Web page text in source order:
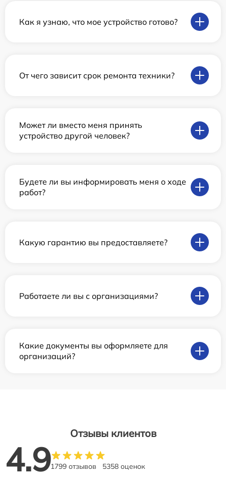
Как я узнаю, что мое устройство готово?
От чего зависит срок ремонта техники?
Может ли вместо меня принять
устройство другой человек?
Будете ли вы информировать меня о ходе
работ?
Какую гарантию вы предоставляете?
Работаете ли вы с организациями?
Какие документы вы оформляете для
организаций?
Отзывы клиентов
4.91799 отзывов 5358 оценок